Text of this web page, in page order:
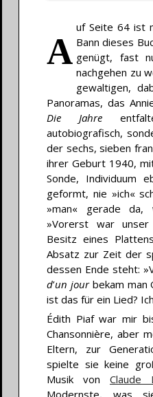
A
uf Seite 64 ist
Bann dieses
genügt, fast
nachgehen zu
gewaltigen,
Panoramas, das
Die Jahre
autobiografisch,
der sechs, sieben
ihrer Geburt 1940,
Sonde, Individuum
geformt, nie »ich«
»man« gerade da,
»Vorerst war
Besitz eines
Absatz zur Zeit der
dessen Ende steht:
d’un jourbekam man
ist das für ein Lied?
Édith Piaf war mir
Chansonnière, aber
Eltern, zur
spielte sie keine
Musik von Claude
Modernste, was